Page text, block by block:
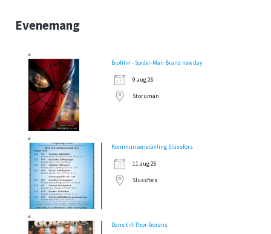
Evenemang
Biofilm - Spider-Man Brand new day
9 aug 26
Storuman
Kommunserietävling Slussfors
11 aug 26
Slussfors
Dans till Thor-Görans